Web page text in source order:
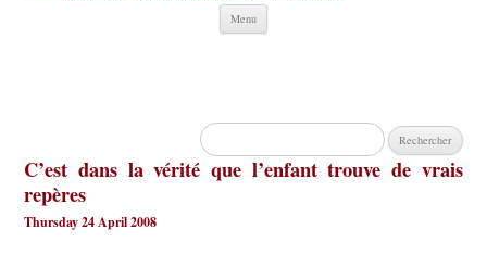
Menu
Rechercher :
C’est dans la vérité que l’enfant trouve de vrais
repères
Thursday 24 April 2008